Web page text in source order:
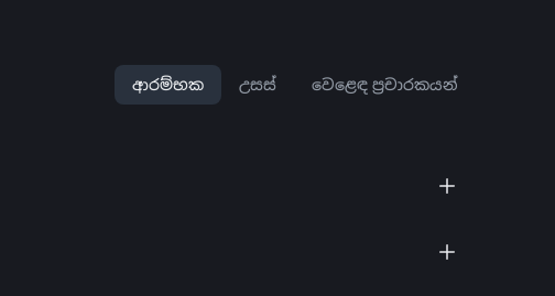
ආරම්භක උසස් වෙළෙඳ ප්‍රචාරකයන්